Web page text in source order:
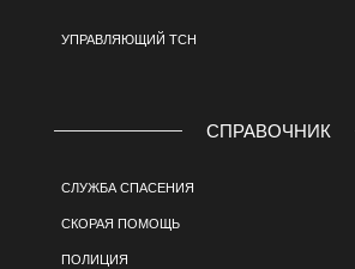
УПРАВЛЯЮЩИЙ ТСН
СПРАВОЧНИК
СЛУЖБА СПАСЕНИЯ
СКОРАЯ ПОМОЩЬ
ПОЛИЦИЯ